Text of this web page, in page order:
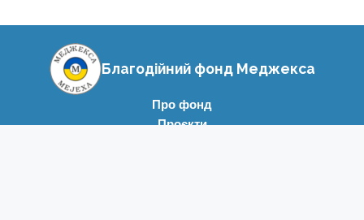
Благодійний фонд Меджекса
Про фонд
Проєкти